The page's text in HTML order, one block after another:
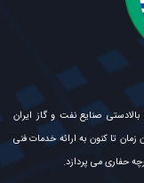
صنایع نفت و گاز ایران
تاسیس گردید و از آن زمان تا کنون به ارائه خدمات فنی
حفاری می پردازد.